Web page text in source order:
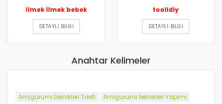
İlmek İlmek bebek
DETAYLI BILGI
toolldiy
DETAYLI BILGI
Anahtar Kelimeler
Amigurumi teknikleri Tarifi
Amigurumi teknikleri Yapımı